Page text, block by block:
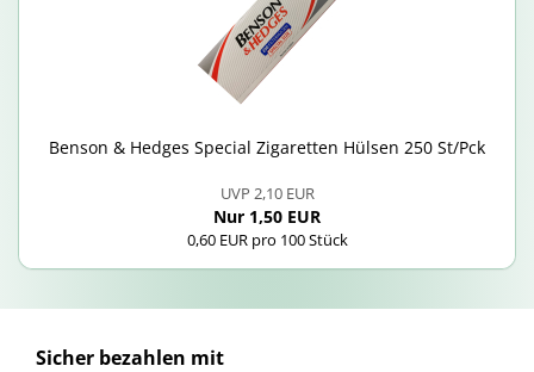
Ben­son & Hedges Spe­cial Zi­ga­ret­ten Hül­sen 250 St/Pck
UVP 2,10 EUR
Nur 1,50 EUR
0,60 EUR pro 100 Stück
Sicher bezahlen mit